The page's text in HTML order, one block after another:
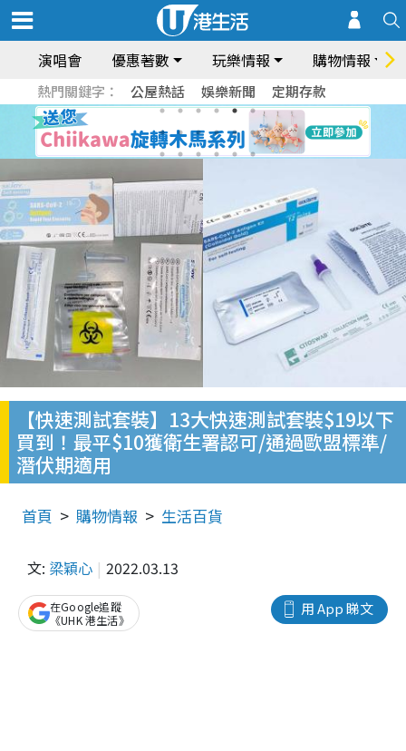
演唱會 優惠著數 玩樂情報 購物情報
熱門關鍵字： 公屋熱話 娛樂新聞 定期存款
【快速測試套裝】13大快速測試套裝$19以下
買到！最平$10獲衛生署認可/通過歐盟標準/
潛伏期適用
首頁 購物情報 生活百貨
文: 梁穎心 2022.03.13
用 App 睇文
在Google追蹤
《UHK 港生活》